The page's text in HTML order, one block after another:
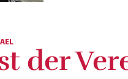
der